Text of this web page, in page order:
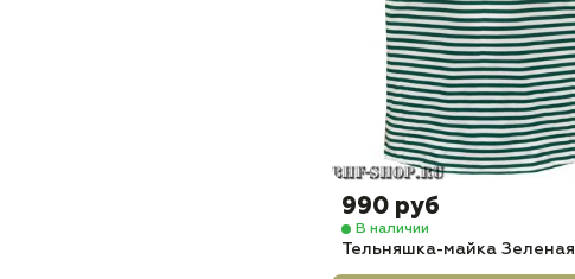
990 руб
В наличии
Тельняшка-майка Зеленая